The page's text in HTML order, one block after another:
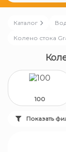
Каталог
Колено стока
100
Показать